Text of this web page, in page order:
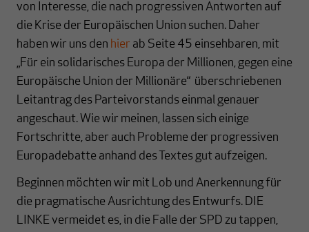
von Interesse, die nach progressiven Antworten auf
die Krise der Europäischen Union suchen. Daher
haben wir uns den hier ab Seite 45 einsehbaren, mit
„Für ein solidarisches Europa der Millionen, gegen eine
Europäische Union der Millionäre“ überschriebenen
Leitantrag des Parteivorstands einmal genauer
angeschaut. Wie wir meinen, lassen sich einige
Fortschritte, aber auch Probleme der progressiven
Europadebatte anhand des Textes gut aufzeigen.
Beginnen möchten wir mit Lob und Anerkennung für
die pragmatische Ausrichtung des Entwurfs. DIE
LINKE vermeidet es, in die Falle der SPD zu tappen,